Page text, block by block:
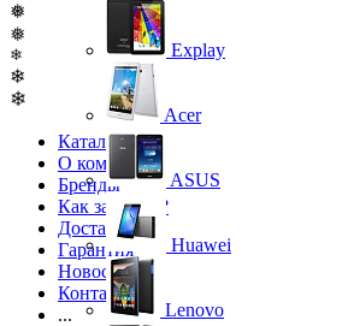
❅
❅
❄
❄
❄
Каталог
О компании
Бренды
Как заказать?
Доставка
Гарантия
Новости
Контакты
...
Explay
Acer
ASUS
Huawei
Lenovo